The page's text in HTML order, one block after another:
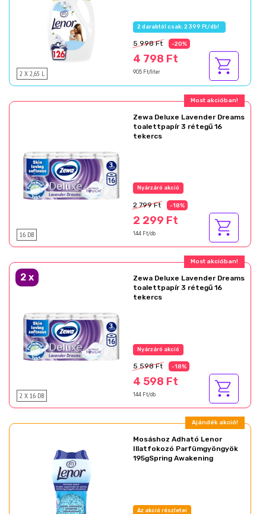
2 X 2,65 L
2 darabtól csak: 2 399 Ft/db!
5 998 Ft -20%
4 798 Ft
905 Ft/liter
Ajándék akció!
16 DB
Zewa Deluxe Lavender Dreams
toalettpapír 3 rétegű 16
tekercs
Az akció részletei
2 799 Ft -18%
2 299 Ft
144 Ft/db
Ajándék akció!
2 x
2 X 16 DB
Zewa Deluxe Lavender Dreams
toalettpapír 3 rétegű 16
tekercs
Az akció részletei
5 598 Ft -18%
4 598 Ft
144 Ft/db
Ajándék akció!
Mosáshoz Adható Lenor
Illatfokozó Parfümgyöngyök
195gSpring Awakening
Az akció részletei